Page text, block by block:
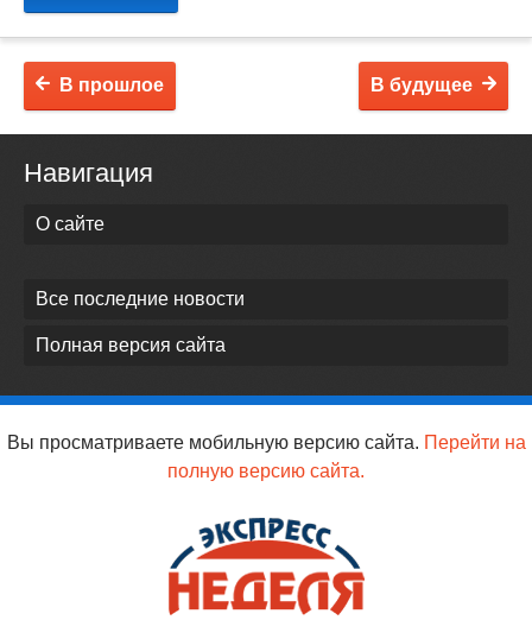
В будущее
В прошлое
Навигация
О сайте
Все последние новости
Полная версия сайта
Вы просматриваете мобильную версию сайта. Перейти на
полную версию сайта.